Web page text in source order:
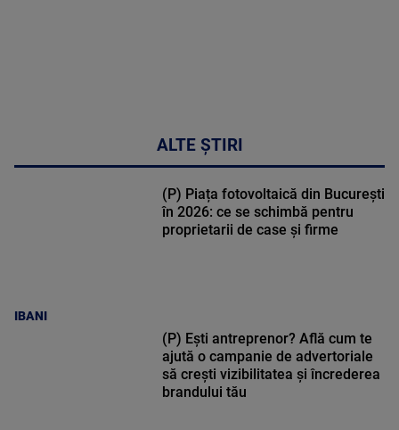
ALTE ȘTIRI
IBANI
(P) Piața fotovoltaică din București
în 2026: ce se schimbă pentru
proprietarii de case și firme
(P) Ești antreprenor? Află cum te
ajută o campanie de advertoriale
să crești vizibilitatea și încrederea
brandului tău